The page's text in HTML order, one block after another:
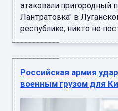
атаковали пригородный
Лантратовка" в
республике, никто не
Российская армия
военным грузом для